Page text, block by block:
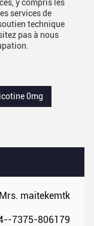
Mrs. maitekemtk
7375-806179
y compris les
services de
technique
pas à nous
0mg